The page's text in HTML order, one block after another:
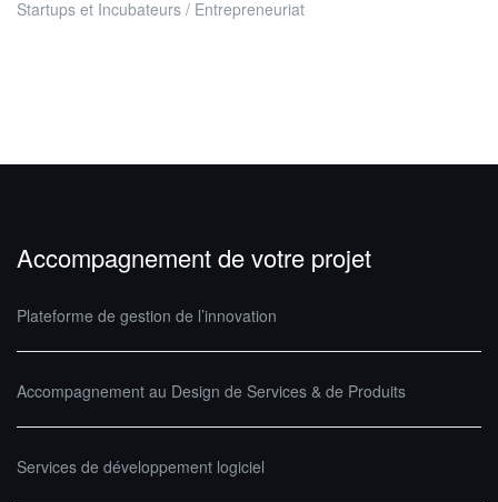
Startups et Incubateurs / Entrepreneuriat
Accompagnement de votre projet
Plateforme de gestion de l’innovation
Accompagnement au Design de Services & de Produits
Services de développement logiciel